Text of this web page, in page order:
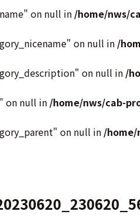
on null in /home/nws/
on null in /
on null in /
on null in /home/nws/cab-
on null in /